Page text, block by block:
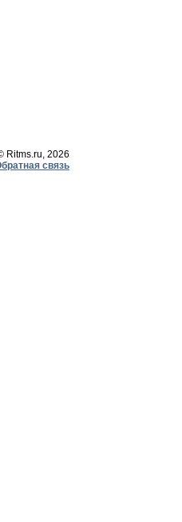
Ritms.ru, 2026
связь